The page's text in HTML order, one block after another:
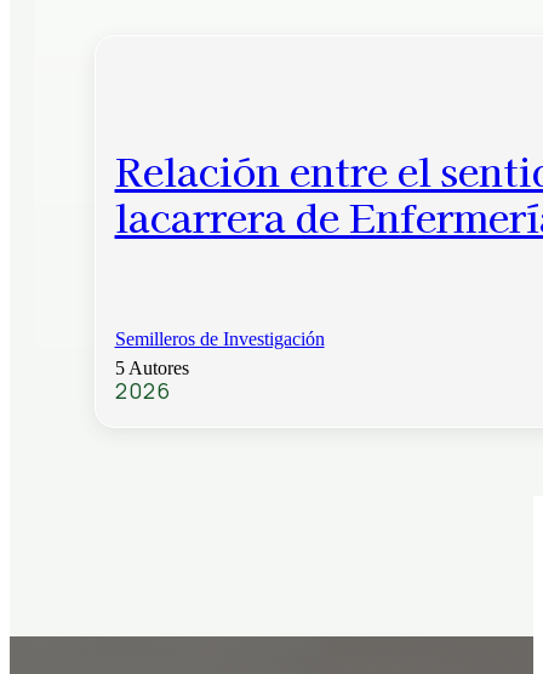
Relación entre el
lacarrera de
Semilleros de Investigación
5 Autores
2026